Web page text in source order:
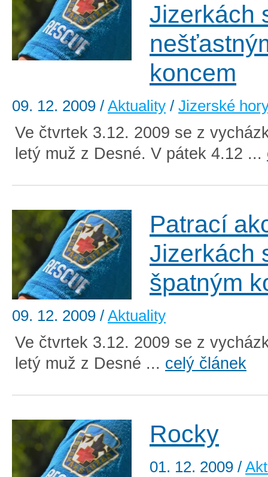
Jizerkách
koncem
09. 12. 2009 / Aktuality / Jizerské
Ve čtvrtek 3.12. 2009 se z
letý muž z Desné. V pátek 4.12 ...
Patrací
Jizerkách
špatným
09. 12. 2009 / Aktuality
Ve čtvrtek 3.12. 2009 se z
letý muž z Desné ... celý článek
Rocky
01. 12. 2009 /